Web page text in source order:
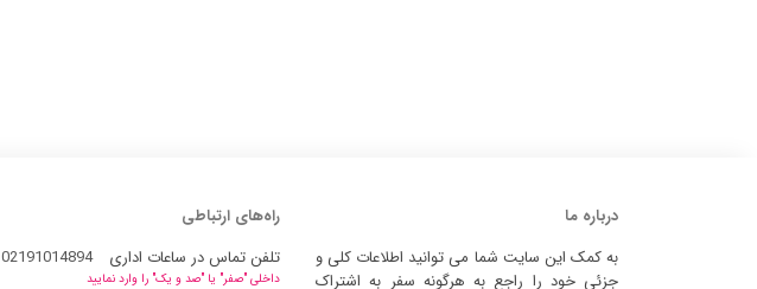
درباره ما
به کمک این سایت شما می توانید اطلاعات کلی و
جزئی خود را راجع به هرگونه سفر به اشتراک
راه‌های ارتباطی
تلفن تماس در ساعات اداری
02191014894
داخلی "صفر" یا "صد و یک" را وارد نمایید